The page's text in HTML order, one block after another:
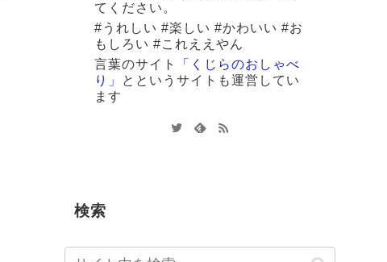
てください。
#うれしい #楽しい #かわいい #お
もしろい #これええやん
言葉のサイト
「くじらのおしゃべ
り」
と というサイトも運営してい
ます
検索